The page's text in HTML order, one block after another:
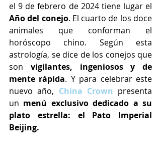
Año del conejo. El cuarto de los doce
animales que conforman el
horóscopo chino. Según esta
astrología, se dice de los conejos que
son vigilantes, ingeniosos y de
mente rápida. Y para celebrar este
nuevo año, China Crown presenta
un menú exclusivo dedicado a su
plato estrella: el Pato Imperial
Beijing.